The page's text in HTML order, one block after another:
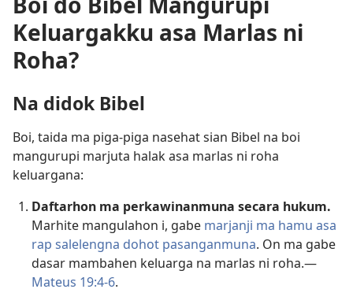
Keluargakku asa Marlas ni
Roha?
Na didok Bibel
Boi, taida ma piga-piga nasehat sian Bibel na boi
mangurupi marjuta halak asa marlas ni roha
keluargana:
Daftarhon ma perkawinanmuna secara hukum.
Marhite mangulahon i, gabe marjanji ma hamu asa
rap salelengna dohot pasanganmuna. On ma gabe
dasar mambahen keluarga na marlas ni roha.—
Mateus 19:4-6.